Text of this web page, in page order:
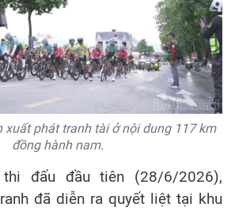
xuất phát tranh tài ở nội dung 117 km
đồng hành nam.
đấu đầu tiên (28/6/2026),
đã diễn ra quyết liệt tại khu